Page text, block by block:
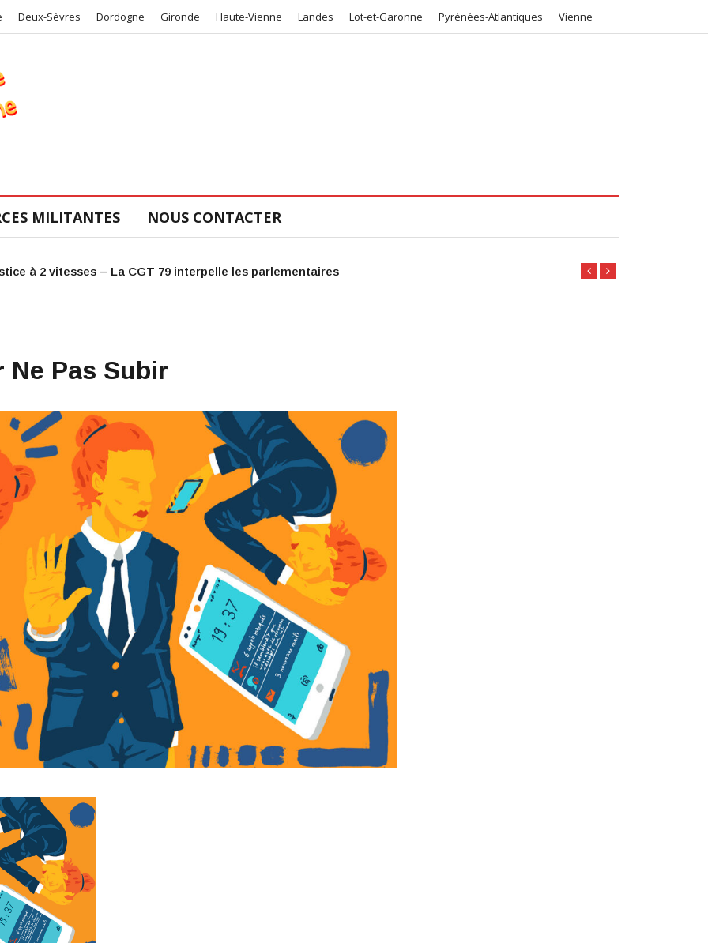
Deux-Sèvres Dordogne Gironde Haute-Vienne Landes Lot-et-Garonne Pyrénées-Atlantiques Vienne
MILITANTES NOUS CONTACTER
de la CGT 47
Pas Subir